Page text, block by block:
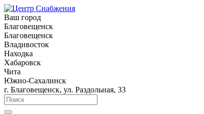
Ваш город
Благовещенск
Благовещенск
Владивосток
Находка
Хабаровск
Чита
Южно-Сахалинск
г. Благовещенск, ул. Раздольная, 33